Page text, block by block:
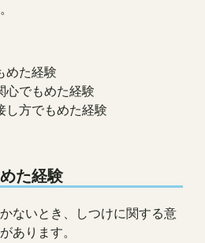
めた経験
心でもめた経験
し方でもめた経験
た経験
ないとき、しつけに関する意
あります。